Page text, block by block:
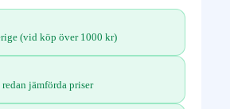
(vid köp över 1000 kr)
redan jämförda priser